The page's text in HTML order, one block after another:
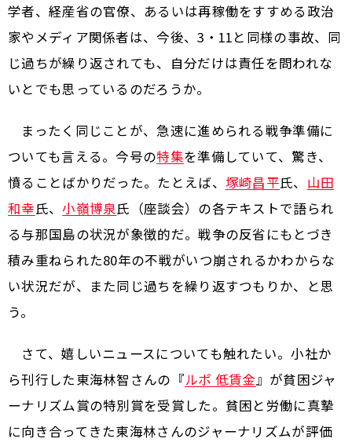
学者、経産省の官僚、あるいは再稼働をすすめる政治
家やメディア関係者は、今後、3・11と同様の事故、同
じ過ちが繰り返されても、自分だけは責任を問われな
いとでも思っているのだろうか。
まったく同じことが、急速に進められる戦争準備に
ついても言える。今号の特集を準備していて、驚き、
憤ることばかりだった。たとえば、 塚崎昌平氏、 山田
和幸氏、小嶺博泉氏（座談会）の各テキストで語られ
る与那国島の状況が象徴的だ。戦争の反省にもとづき
積み重ねられた80年の不戦がいつ崩されるかわからな
い状況だが、また同じ過ちを繰り返すつもりか、と思
う。
さて、嬉しいニュースについても触れたい。小社か
ら刊行した東海林智さんの『ルポ 低賃金 』が貧困ジャ
ーナリズム賞の特別賞を受賞した。貧困と労働に真摯
に向き合ってきた東海林さんのジャーナリズムが評価